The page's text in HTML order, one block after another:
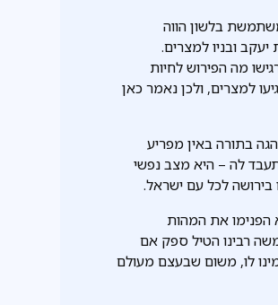
בלשון הווה
ובניו למצרים.
מה הפירוש לחיות
למצרים, ולכן נאמר כאן
בתורה באין מפריע
לה – היא מצב נפשי
בירושה לכל עם ישראל.
הפנימו את המהות
רבינו הטיל ספק אם
לו, משום שבעצם מעולם